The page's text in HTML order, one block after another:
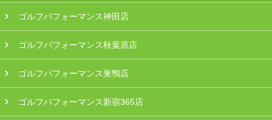
ゴルフパフォーマンス神田店
ゴルフパフォーマンス秋葉原店
ゴルフパフォーマンス巣鴨店
ゴルフパフォーマンス新宿365店